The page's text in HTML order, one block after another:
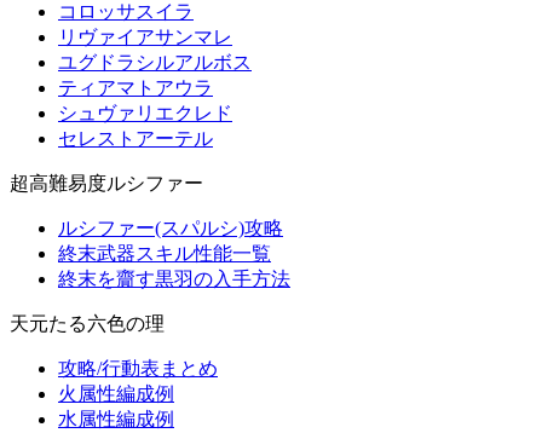
コロッサスイラ
リヴァイアサンマレ
ユグドラシルアルボス
ティアマトアウラ
シュヴァリエクレド
セレストアーテル
超高難易度ルシファー
ルシファー(スパルシ)攻略
終末武器スキル性能一覧
終末を齎す黒羽の入手方法
天元たる六色の理
攻略/行動表まとめ
火属性編成例
水属性編成例